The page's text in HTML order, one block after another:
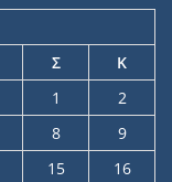
Σ
Κ
1
2
8
9
15
16